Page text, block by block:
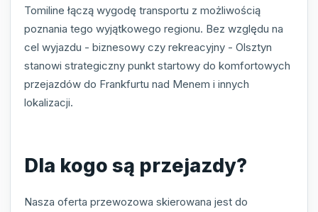
Tomiline łączą wygodę transportu z możliwością
poznania tego wyjątkowego regionu. Bez względu na
cel wyjazdu - biznesowy czy rekreacyjny - Olsztyn
stanowi strategiczny punkt startowy do komfortowych
przejazdów do Frankfurtu nad Menem i innych
lokalizacji.
Dla kogo są przejazdy?
Nasza oferta przewozowa skierowana jest do